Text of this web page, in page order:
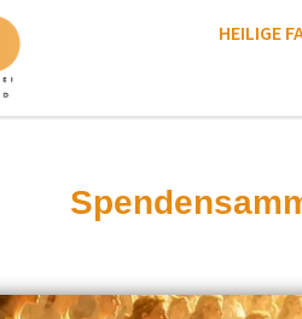
HEILIGE